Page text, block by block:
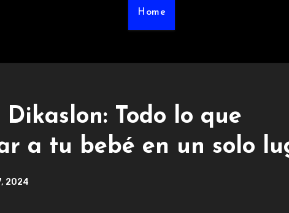
Home
Todo lo que
a tu bebé en un solo
2024